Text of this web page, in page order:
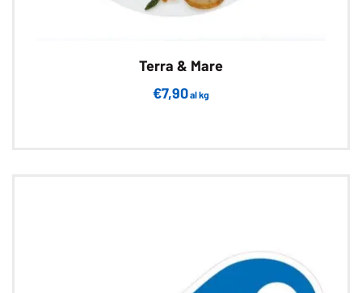
Terra & Mare
€7,90al kg